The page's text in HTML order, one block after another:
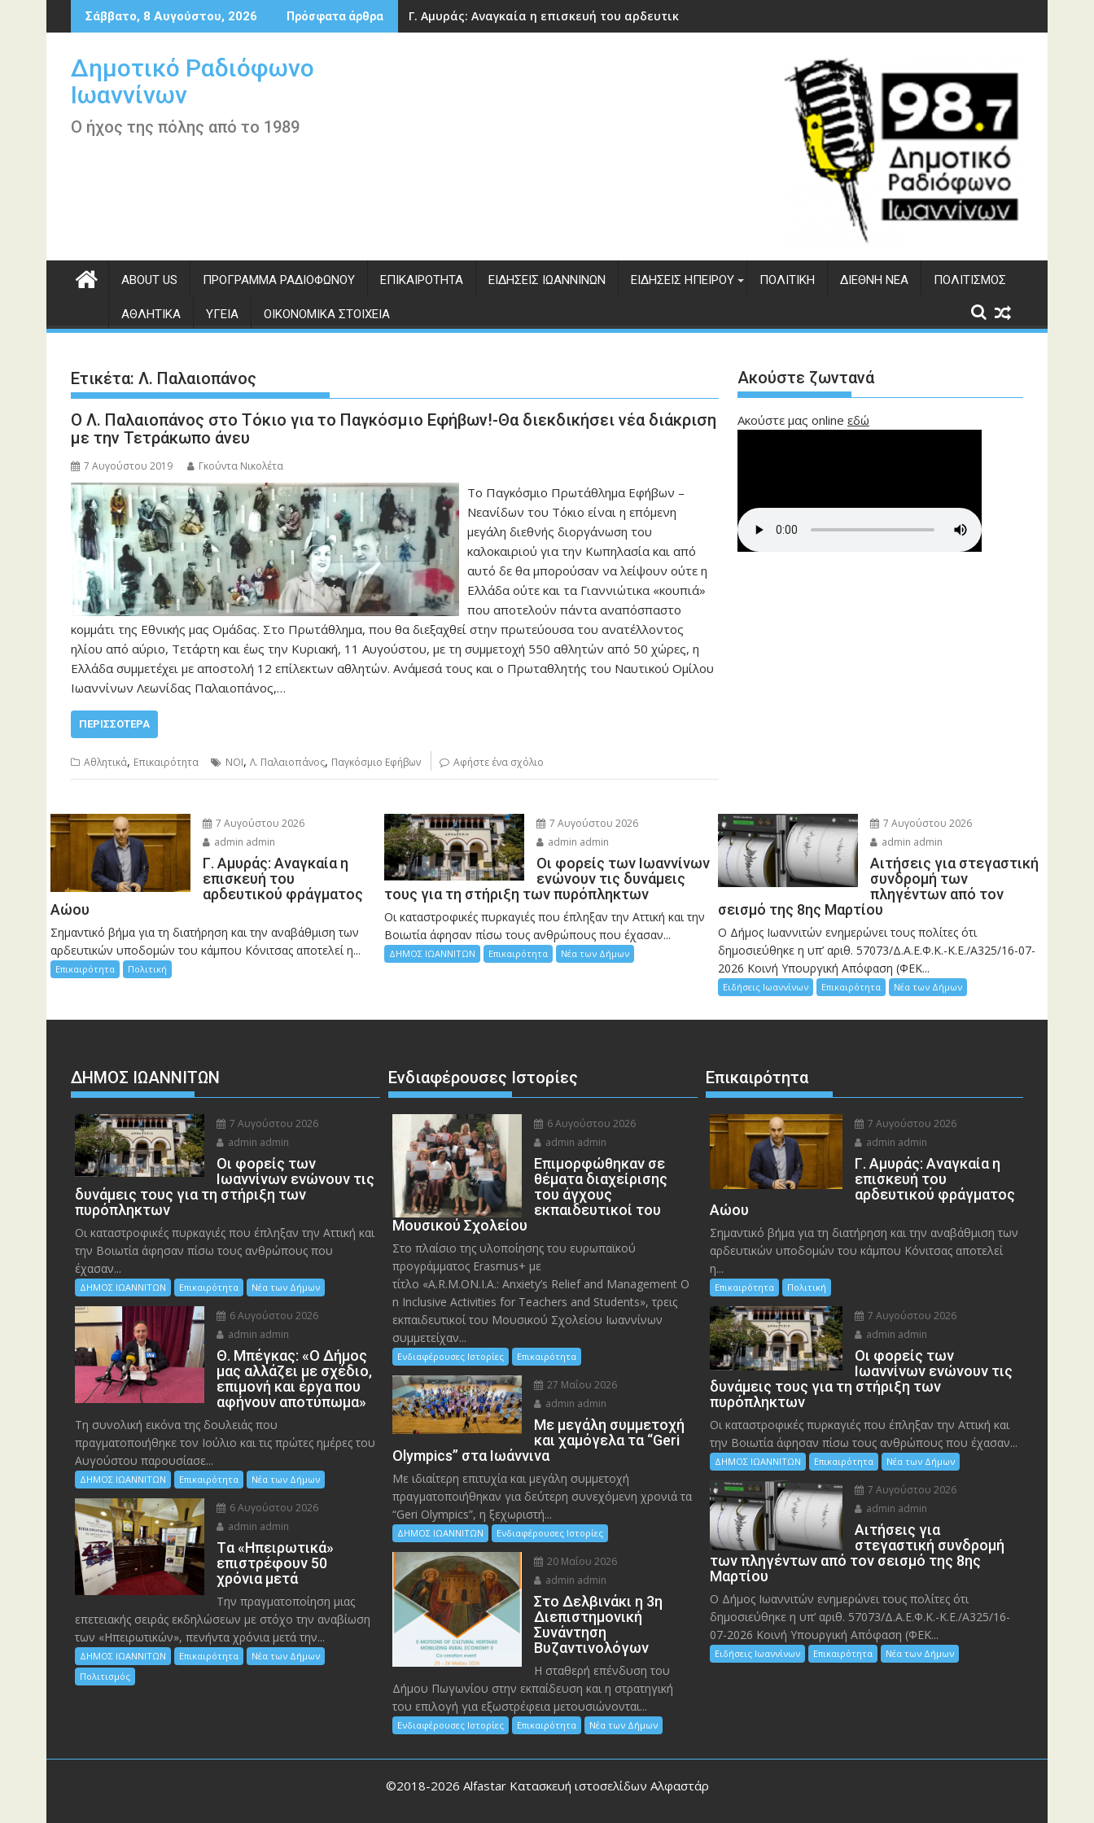
Περάστε
στο
Σάββατο, 8 Αυγούστου, 2026 Πρόσφατα άρθρα Γ. Αμυράς: Αναγκαία η επισκευή του αρδευτικού φράγματος Αώου
Δημοτικό Ραδιόφωνο
Ιωαννίνων
Ο ήχος της πόλης από το 1989
ABOUT US ΠΡΌΓΡΑΜΜΑ ΡΑΔΙΟΦΏΝΟΥ ΕΠΙΚΑΙΡΌΤΗΤΑ ΕΙΔΉΣΕΙΣ ΙΩΑΝΝΊΝΩΝ ΕΙΔΉΣΕΙΣ ΗΠΕΊΡΟΥ ΠΟΛΙΤΙΚΉ ΔΙΕΘΝΉ ΝΈΑ ΠΟΛΙΤΙΣΜΌΣ
ΑΘΛΗΤΙΚΆ ΥΓΕΊΑ ΟΙΚΟΝΟΜΙΚΆ ΣΤΟΙΧΕΊΑ
Ετικέτα: Λ. Παλαιοπάνος
Ο Λ. Παλαιοπάνος στο Τόκιο για το Παγκόσμιο Εφήβων!-Θα διεκδικήσει νέα διάκριση
με την Τετράκωπο άνευ
7 Αυγούστου 2019 Γκούντα Νικολέτα
To Παγκόσμιο Πρωτάθλημα Εφήβων –
Νεανίδων του Τόκιο είναι η επόμενη
μεγάλη διεθνής διοργάνωση του
καλοκαιριού για την Κωπηλασία και από
αυτό δε θα μπορούσαν να λείψουν ούτε η
Ελλάδα ούτε και τα Γιαννιώτικα «κουπιά»
που αποτελούν πάντα αναπόσπαστο
κομμάτι της Εθνικής μας Ομάδας. Στο Πρωτάθλημα, που θα διεξαχθεί στην πρωτεύουσα του ανατέλλοντος
ηλίου από αύριο, Τετάρτη και έως την Κυριακή, 11 Αυγούστου, με τη συμμετοχή 550 αθλητών από 50 χώρες, η
Ελλάδα συμμετέχει με αποστολή 12 επίλεκτων αθλητών. Ανάμεσά τους και ο Πρωταθλητής του Ναυτικού Ομίλου
Ιωαννίνων Λεωνίδας Παλαιοπάνος,…
ΠΕΡΙΣΣΌΤΕΡΑ
Αθλητικά, Επικαιρότητα NOI, Λ. Παλαιοπάνος, Παγκόσμιο Εφήβων Αφήστε ένα σχόλιο
Ακούστε ζωντανά
Ακούστε μας online εδώ
7 Αυγούστου 2026
admin admin
Γ. Αμυράς: Αναγκαία η
επισκευή του
αρδευτικού φράγματος
Αώου
Σημαντικό βήμα για τη διατήρηση και την αναβάθμιση των
αρδευτικών υποδομών του κάμπου Κόνιτσας αποτελεί η...
Επικαιρότητα Πολιτική
7 Αυγούστου 2026
admin admin
Οι φορείς των Ιωαννίνων
ενώνουν τις δυνάμεις
τους για τη στήριξη των πυρόπληκτων
Οι καταστροφικές πυρκαγιές που έπληξαν την Αττική και την
Bοιωτία άφησαν πίσω τους ανθρώπους που έχασαν...
ΔΗΜΟΣ ΙΩΑΝΝΙΤΩΝ Επικαιρότητα Νέα των Δήμων
7 Αυγούστου 2026
admin admin
Αιτήσεις για στεγαστική
συνδρομή των
πληγέντων από τον
σεισμό της 8ης Μαρτίου
Ο Δήμος Ιωαννιτών ενημερώνει τους πολίτες ότι
δημοσιεύθηκε η υπ’ αριθ. 57073/Δ.Α.Ε.Φ.Κ.-Κ.Ε./Α325/16-07-
2026 Κοινή Υπουργική Απόφαση (ΦΕΚ...
Ειδήσεις Ιωαννίνων Επικαιρότητα Νέα των Δήμων
ΔΗΜΟΣ ΙΩΑΝΝΙΤΩΝ
7 Αυγούστου 2026
admin admin
Οι φορείς των
Ιωαννίνων ενώνουν τις
δυνάμεις τους για τη στήριξη των
πυρόπληκτων
Οι καταστροφικές πυρκαγιές που έπληξαν την Αττική και
την Bοιωτία άφησαν πίσω τους ανθρώπους που
έχασαν...
ΔΗΜΟΣ ΙΩΑΝΝΙΤΩΝ Επικαιρότητα Νέα των Δήμων
6 Αυγούστου 2026
admin admin
Θ. Μπέγκας: «Ο Δήμος
μας αλλάζει με σχέδιο,
επιμονή και έργα που
αφήνουν αποτύπωμα»
Τη συνολική εικόνα της δουλειάς που
πραγματοποιήθηκε τον Ιούλιο και τις πρώτες ημέρες του
Αυγούστου παρουσίασε...
ΔΗΜΟΣ ΙΩΑΝΝΙΤΩΝ Επικαιρότητα Νέα των Δήμων
6 Αυγούστου 2026
admin admin
Tα «Ηπειρωτικά»
επιστρέφουν 50
χρόνια μετά
Την πραγματοποίηση μιας
επετειακής σειράς εκδηλώσεων με στόχο την αναβίωση
των «Ηπειρωτικών», πενήντα χρόνια μετά την...
ΔΗΜΟΣ ΙΩΑΝΝΙΤΩΝ Επικαιρότητα
Νέα των Δήμων
Πολιτισμός
Ενδιαφέρουσες Ιστορίες
6 Αυγούστου 2026
admin admin
Eπιμορφώθηκαν σε
θέματα διαχείρισης
του άγχους
εκπαιδευτικοί του
Μουσικού Σχολείου
Στο πλαίσιο της υλοποίησης του ευρωπαϊκού
προγράμματος Erasmus+ με
τίτλο «A.R.M.ON.I.A.: Anxiety’s Relief and Management O
n Inclusive Activities for Teachers and Students», τρεις
εκπαιδευτικοί του Μουσικού Σχολείου Ιωαννίνων
συμμετείχαν...
Ενδιαφέρουσες Ιστορίες Επικαιρότητα
27 Μαΐου 2026
admin admin
Με μεγάλη συμμετοχή
και χαμόγελα τα “Geri
Olympics” στα Ιωάννινα
Με ιδιαίτερη επιτυχία και μεγάλη συμμετοχή
πραγματοποιήθηκαν για δεύτερη συνεχόμενη χρονιά τα
“Geri Olympics”, η ξεχωριστή...
ΔΗΜΟΣ ΙΩΑΝΝΙΤΩΝ Ενδιαφέρουσες Ιστορίες
20 Μαΐου 2026
admin admin
Στο Δελβινάκι η 3η
Διεπιστημονική
Συνάντηση
Βυζαντινολόγων
Η σταθερή επένδυση του
Δήμου Πωγωνίου στην εκπαίδευση και η στρατηγική
του επιλογή για εξωστρέφεια μετουσιώνονται...
Ενδιαφέρουσες Ιστορίες Επικαιρότητα Νέα των Δήμων
Επικαιρότητα
7 Αυγούστου 2026
admin admin
Γ. Αμυράς: Αναγκαία η
επισκευή του
αρδευτικού φράγματος
Αώου
Σημαντικό βήμα για τη διατήρηση και την αναβάθμιση των
αρδευτικών υποδομών του κάμπου Κόνιτσας αποτελεί
η...
Επικαιρότητα Πολιτική
7 Αυγούστου 2026
admin admin
Οι φορείς των
Ιωαννίνων ενώνουν τις
δυνάμεις τους για τη στήριξη των
πυρόπληκτων
Οι καταστροφικές πυρκαγιές που έπληξαν την Αττική και
την Bοιωτία άφησαν πίσω τους ανθρώπους που έχασαν...
ΔΗΜΟΣ ΙΩΑΝΝΙΤΩΝ Επικαιρότητα Νέα των Δήμων
7 Αυγούστου 2026
admin admin
Αιτήσεις για
στεγαστική συνδρομή
των πληγέντων από τον σεισμό της 8ης
Μαρτίου
Ο Δήμος Ιωαννιτών ενημερώνει τους πολίτες ότι
δημοσιεύθηκε η υπ’ αριθ. 57073/Δ.Α.Ε.Φ.Κ.-Κ.Ε./Α325/16-
07-2026 Κοινή Υπουργική Απόφαση (ΦΕΚ...
Ειδήσεις Ιωαννίνων Επικαιρότητα Νέα των Δήμων
©2018-2026 Alfastar Κατασκευή ιστοσελίδων Αλφαστάρ